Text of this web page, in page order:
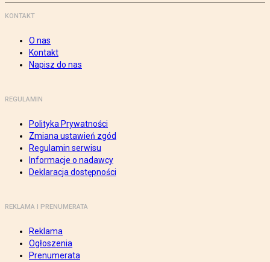
KONTAKT
O nas
Kontakt
Napisz do nas
REGULAMIN
Polityka Prywatności
Zmiana ustawień zgód
Regulamin serwisu
Informacje o nadawcy
Deklaracja dostępności
REKLAMA I PRENUMERATA
Reklama
Ogłoszenia
Prenumerata